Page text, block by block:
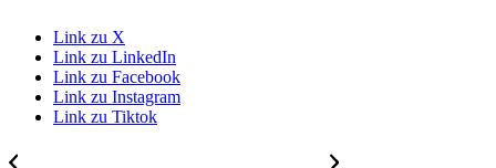
Link zu X
Link zu LinkedIn
Link zu Facebook
Link zu Instagram
Link zu Tiktok